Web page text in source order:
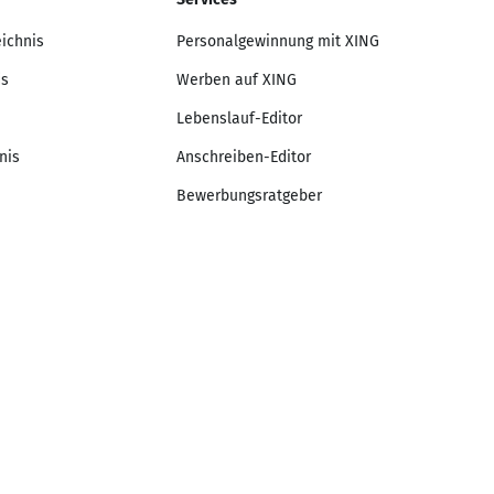
Personalgewinnung mit XING
Werben auf XING
Lebenslauf-Editor
Anschreiben-Editor
Bewerbungsratgeber